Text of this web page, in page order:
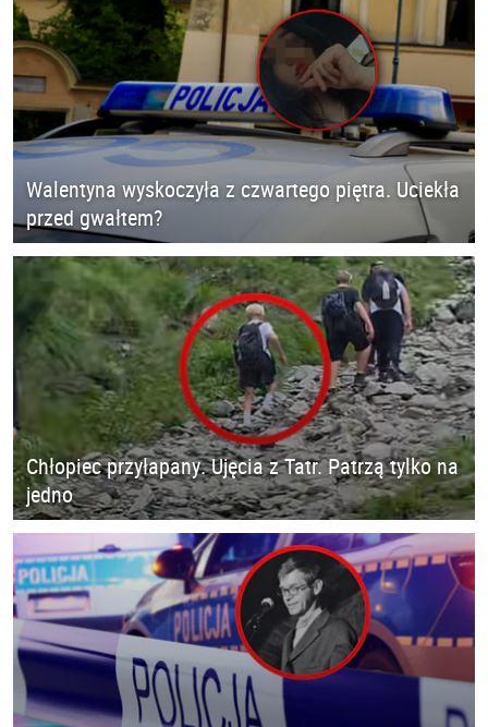
Walentyna wyskoczyła z czwartego piętra. Uciekła
przed gwałtem?
Chłopiec przyłapany. Ujęcia z Tatr. Patrzą tylko na
jedno